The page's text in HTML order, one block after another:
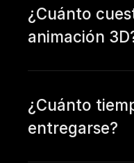
¿Cuánto
animación
¿Cuánto
entregarse?